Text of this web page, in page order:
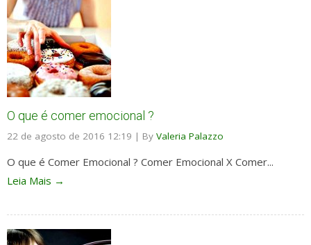
O que é comer emocional ?
22 de agosto de 2016 12:19 | By Valeria Palazzo
O que é Comer Emocional ? Comer Emocional X Comer...
Leia Mais →